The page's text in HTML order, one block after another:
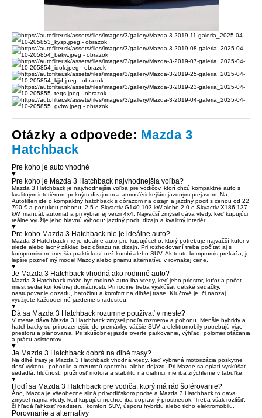
Otázky a odpovede: Mazda 3
Hatchback
Pre koho je auto vhodné
Pre koho je Mazda 3 Hatchback najvhodnejšia voľba?
Mazda 3 Hatchback je najvhodnejšia voľba pre vodičov, ktorí chcú kompaktné auto s
kvalitným interiérom, pekným dizajnom a atmosférickejším jazdným prejavom. Na
Autofilteri ide o kompaktný hatchback s dôrazom na dizajn a jazdný pocit s cenou od 22
790 € a ponukou pohonu: 2.5 e-Skyactiv G140 103 kW alebo 2.0 e-Skyactiv X186 137
kW, manuál, automat a pri vybranej verzii 4x4. Najväčší zmysel dáva vtedy, keď kupujúci
reálne využije jeho hlavnú výhodu: jazdný pocit, dizajn a kvalitný interiér.
Pre koho Mazda 3 Hatchback nie je ideálne auto?
Mazda 3 Hatchback nie je ideálne auto pre kupujúceho, ktorý potrebuje najväčší kufor v
triede alebo lacný základ bez dôrazu na dizajn. Pri rozhodovaní treba počítať aj s
kompromisom: menšia praktickosť než kombi alebo SUV. Ak tento kompromis prekáža, je
lepšie pozrieť iný model Mazdy alebo priamu alternatívu v rovnakej cene.
Je Mazda 3 Hatchback vhodná ako rodinné auto?
Mazda 3 Hatchback môže byť rodinné auto iba vtedy, keď jeho priestor, kufor a počet
miest sedia konkrétnej domácnosti. Pri rodine treba vyskúšať detské sedačky,
nastupovanie dozadu, batožinu a komfort na dlhšej trase. Kľúčové je, či naozaj
využijete každodenné jazdenie s radosťou.
Dá sa Mazda 3 Hatchback rozumne používať v meste?
V meste dáva Mazda 3 Hatchback zmysel podľa rozmerov a pohonu. Menšie hybridy a
hatchbacky sú prirodzenejšie do premávky, väčšie SUV a elektromobily potrebujú viac
priestoru a plánovania. Pri skúšobnej jazde overte parkovanie, výhľad, polomer otáčania
a prácu asistentov.
Je Mazda 3 Hatchback dobrá na dlhé trasy?
Na dlhé trasy je Mazda 3 Hatchback vhodná vtedy, keď vybraná motorizácia poskytne
dosť výkonu, pohodlie a rozumnú spotrebu alebo dojazd. Pri Mazde sa oplatí vyskúšať
sedadlá, hlučnosť, pružnosť motora a stabilitu na diaľnici, nie iba zrýchlenie v tabuľke.
Hodí sa Mazda 3 Hatchback pre vodiča, ktorý má rád šoférovanie?
Áno, Mazda je všeobecne silná pri vodičskom pocite a Mazda 3 Hatchback to dáva
zmysel najmä vtedy, keď kupujúci nechce iba dopravný prostriedok. Treba však rozlíšiť,
či hľadá ľahkosť roadsteru, komfort SUV, úsporu hybridu alebo ticho elektromobilu.
Porovnanie a alternatívy